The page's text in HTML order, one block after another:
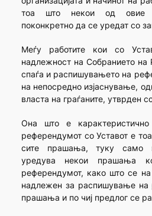
тоа што некои од овие
поконкретно да се уредат со
Меѓу работите кои со
надлежност на Собранието на
спаѓа и распишувањето на
на непосредно изјаснување,
власта на граѓаните, утврден
Она што е
референдумот со Уставот е
сите прашања, туку само
уредува некои прашања
референдумот, како што се
надлежен за распишување на
прашања и по чиј предлог се